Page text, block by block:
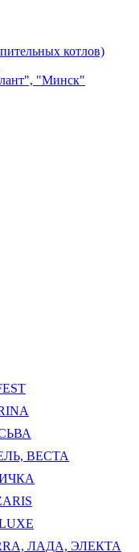
котлов)
"Минск"
ВЕСТА
ЛАДА, ЭЛЕКТА